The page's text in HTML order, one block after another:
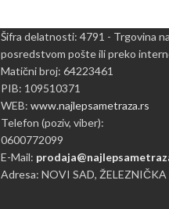
Šifra delatnosti: 4791 - Trgovina
posredstvom pošte ili preko
Matični broj: 64223461
PIB: 109510371
WEB: www.najlepsametraza.rs
Telefon (poziv, viber):
0600772099
E-Mail:
Adresa: NOVI SAD, ŽELEZNIČKA